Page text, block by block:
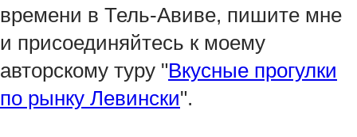
времени в Тель-Авиве, пишите мне
и присоединяйтесь к моему
авторскому туру "Вкусные прогулки
по рынку Левински".